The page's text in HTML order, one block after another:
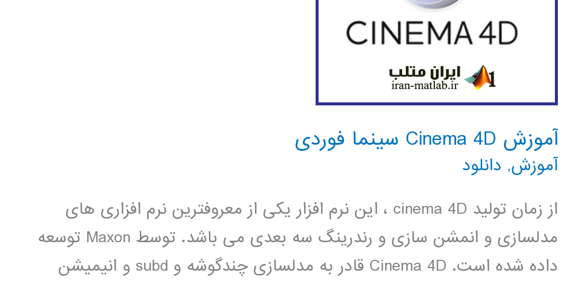
آموزش Cinema 4D سینما فوردی
آموزش, دانلود
از زمان تولید cinema 4D ، این نرم افزار یکی از معروفترین نرم افزاری های
مدلسازی و انمشن سازی و رندرینگ سه بعدی می باشد. توسط Maxon توسعه
داده شده است. Cinema 4D قادر به مدلسازی چندگوشه و subd و انیمیشن